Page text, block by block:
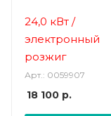
24,0 кВт /
электронный
розжиг
Арт.: 0059907
18 100 р.